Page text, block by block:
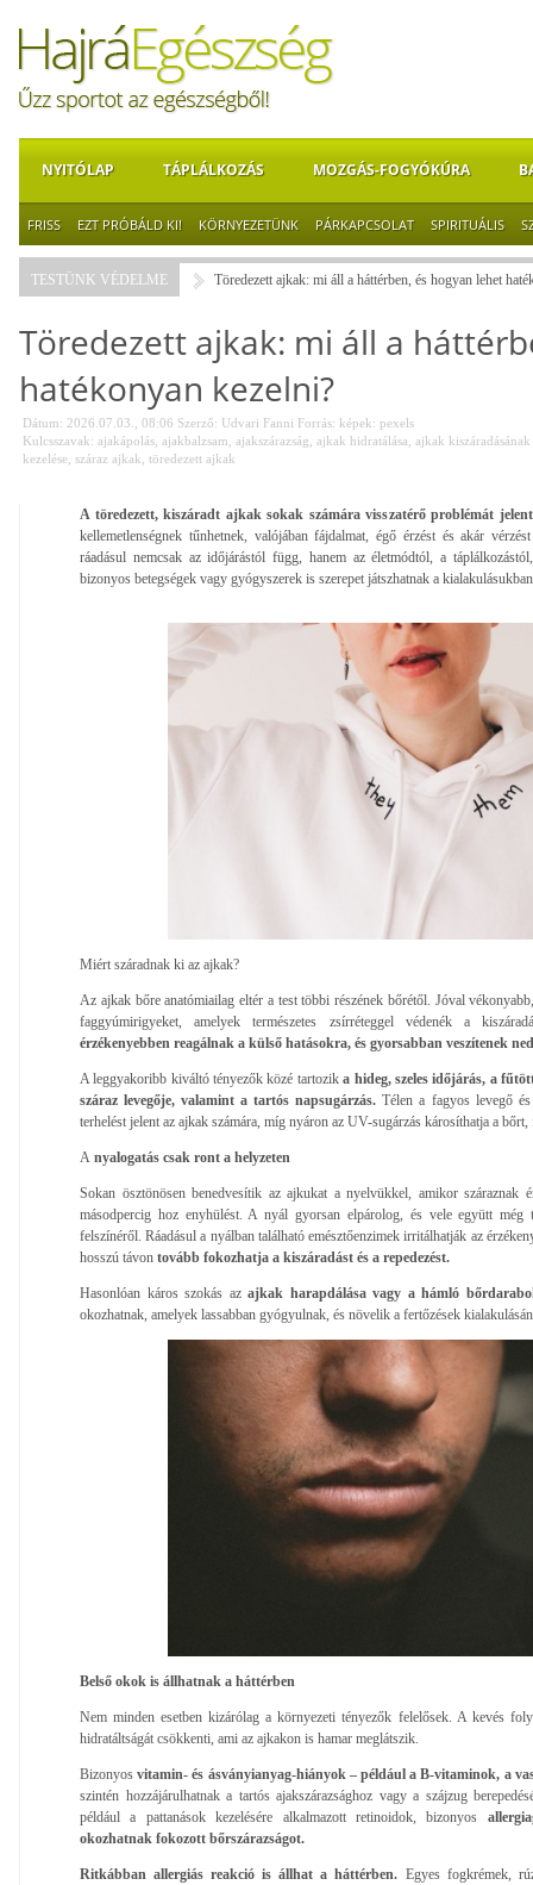
NYITÓLAP TÁPLÁLKOZÁS MOZGÁS-FOGYÓKÚRA
FRISS EZT PRÓBÁLD KI! KÖRNYEZETÜNK PÁRKAPCSOLAT SPIRITUÁLIS
TESTÜNK VÉDELME Töredezett ajkak: mi áll a háttérben, és hogyan lehet
Töredezett ajkak: mi áll a
hatékonyan kezelni?
Dátum: 2026.07.03., 08:06 Szerző: Udvari Fanni Forrás: képek: pexels
Kulcsszavak: ajakápolás ajakbalzsam ajakszárazság ajkak hidratálása ajkak
kezelése száraz ajkak töredezett ajkak
A töredezett, kiszáradt ajkak sokak számára visszatérő problémát
kellemetlenségnek tűnhetnek, valójában fájdalmat, égő érzést és akár
ráadásul nemcsak az időjárástól függ, hanem az életmódtól, a
bizonyos betegségek vagy gyógyszerek is szerepet játszhatnak a
Miért száradnak ki az ajkak?
Az ajkak bőre anatómiailag eltér a test többi részének bőrétől. Jóval
faggyúmirigyeket, amelyek természetes zsírréteggel védenék a
érzékenyebben reagálnak a külső hatásokra, és gyorsabban veszítenek
A leggyakoribb kiváltó tényezők közé tartozika hideg, szeles időjárás, a
száraz levegője, valamint a tartós napsugárzás. Télen a fagyos levegő
terhelést jelent az ajkak számára, míg nyáron az UV-sugárzás károsíthatja a
A nyalogatás csak ront a helyzeten
Sokan ösztönösen benedvesítik az ajkukat a nyelvükkel, amikor száraznak
másodpercig hoz enyhülést. A nyál gyorsan elpárolog, és vele együtt még
felszínéről. Ráadásul a nyálban található emésztőenzimek irritálhatják az
hosszú távon tovább fokozhatja a kiszáradást és a repedezést.
Hasonlóan káros szokás azajkak harapdálása vagy a hámló
okozhatnak, amelyek lassabban gyógyulnak, és növelik a fertőzések
Belső okok is állhatnak a háttérben
Nem minden esetben kizárólag a környezeti tényezők felelősek. A kevés
hidratáltságát csökkenti, ami az ajkakon is hamar meglátszik.
Bizonyos vitamin- és ásványianyag-hiányok – például a B-vitaminok, a
szintén hozzájárulhatnak a tartós ajakszárazsághoz vagy a szájzug
például a pattanások kezelésére alkalmazott retinoidok, bizonyos
okozhatnak fokozott bőrszárazságot.
Ritkábban allergiás reakció is állhat a háttérben. Egyes fogkrémek,